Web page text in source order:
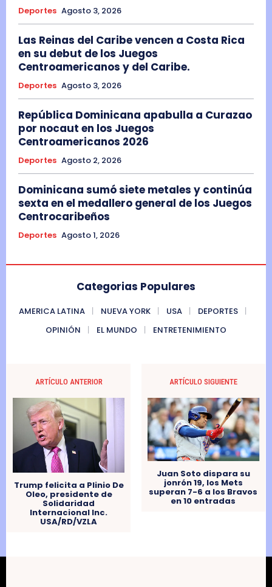
Deportes Agosto 3, 2026
Las Reinas del Caribe vencen a Costa Rica
en su debut de los Juegos
Centroamericanos y del Caribe.
Deportes Agosto 3, 2026
República Dominicana apabulla a Curazao
por nocaut en los Juegos
Centroamericanos 2026
Deportes Agosto 2, 2026
Dominicana sumó siete metales y continúa
sexta en el medallero general de los Juegos
Centrocaribeños
Deportes Agosto 1, 2026
Categorias Populares
AMERICA LATINA NUEVA YORK USA
DEPORTES
OPINIÓN
EL MUNDO ENTRETENIMIENTO
ARTÍCULO ANTERIOR
Trump felicita a Plinio De
Oleo, presidente de
Solidaridad
Internacional Inc.
USA/RD/VZLA
ARTÍCULO SIGUIENTE
Juan Soto dispara su
jonrón 19, los Mets
superan 7-6 a los Bravos
en 10 entradas